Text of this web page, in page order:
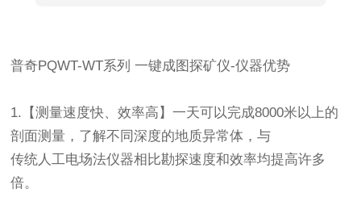
普奇PQWT-WT系列 一键成图探矿仪-仪器优势
1.【测量速度快、效率高】一天可以完成8000米以上的
剖面测量，了解不同深度的地质异常体，与
传统人工电场法仪器相比勘探速度和效率均提高许多
倍。